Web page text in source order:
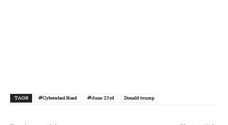
TAGS #Cyberabad Road #June 23rd Donald trump